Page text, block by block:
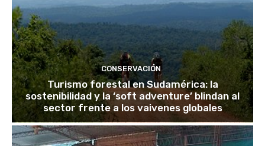
CONSERVACIÓN
Turismo forestal en Sudamérica: la
sostenibilidad y la ‘soft adventure’ blindan al
sector frente a los vaivenes globales